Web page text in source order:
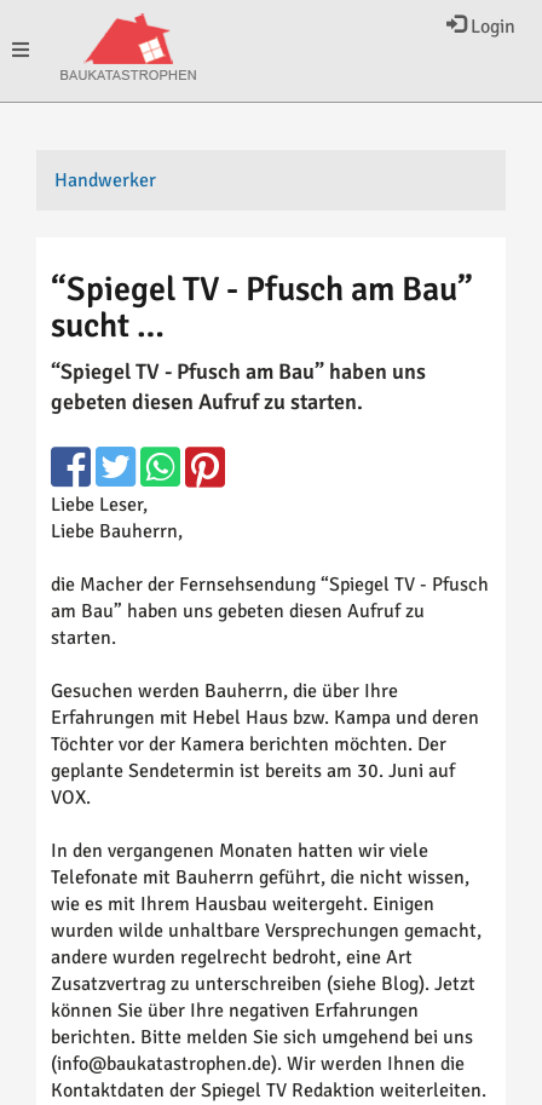
Login
Toggle
Handwerker
“Spiegel TV - Pfusch am Bau”
sucht …
“Spiegel TV - Pfusch am Bau” haben uns
gebeten diesen Aufruf zu starten.
Liebe Leser,
Liebe Bauherrn,
die Macher der Fernsehsendung “Spiegel TV - Pfusch
am Bau” haben uns gebeten diesen Aufruf zu
starten.
Gesuchen werden Bauherrn, die über Ihre
Erfahrungen mit Hebel Haus bzw. Kampa und deren
Töchter vor der Kamera berichten möchten. Der
geplante Sendetermin ist bereits am 30. Juni auf
VOX.
In den vergangenen Monaten hatten wir viele
Telefonate mit Bauherrn geführt, die nicht wissen,
wie es mit Ihrem Hausbau weitergeht. Einigen
wurden wilde unhaltbare Versprechungen gemacht,
andere wurden regelrecht bedroht, eine Art
Zusatzvertrag zu unterschreiben (siehe Blog). Jetzt
können Sie über Ihre negativen Erfahrungen
berichten. Bitte melden Sie sich umgehend bei uns
(info@baukatastrophen.de). Wir werden Ihnen die
Kontaktdaten der Spiegel TV Redaktion weiterleiten.